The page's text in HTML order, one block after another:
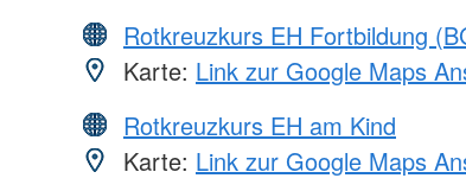
Rotkreuzkurs EH Fortbildung
Karte: Link zur Google Maps
Rotkreuzkurs EH am Kind
Karte: Link zur Google Maps